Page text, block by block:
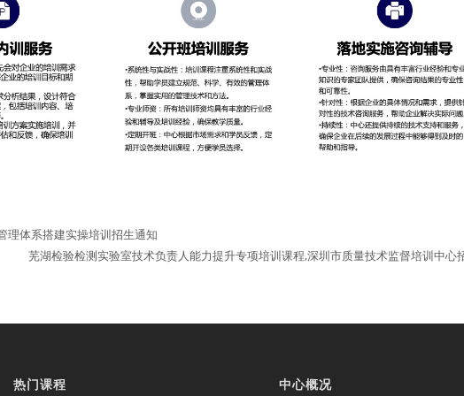
理体系搭建实操培训招生通知
芜湖检验检测实验室技术负责人能力提升专项培训课程,深圳市质量技术监督培训中心
热门课程 中心概况